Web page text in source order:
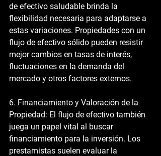
de efectivo saludable brinda la
flexibilidad necesaria para adaptarse a
estas variaciones. Propiedades con un
flujo de efectivo sólido pueden resistir
mejor cambios en tasas de interés,
fluctuaciones en la demanda del
mercado y otros factores externos.
6. Financiamiento y Valoración de la
Propiedad: El flujo de efectivo también
juega un papel vital al buscar
financiamiento para la inversión. Los
prestamistas suelen evaluar la